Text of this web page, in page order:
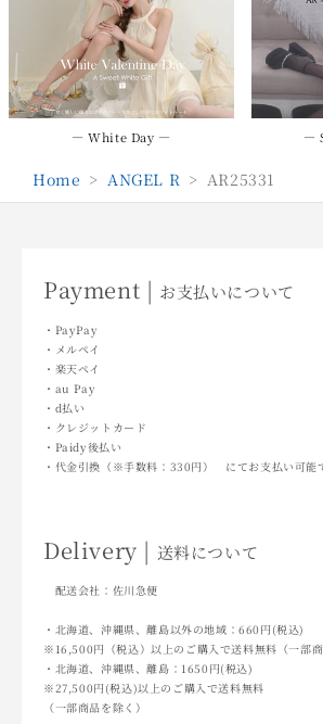
― White Day ― ―
Home > ANGEL R > AR25331
Payment | お支払いについて
・PayPay
・メルペイ
・楽天ペイ
・au Pay
・d払い
・クレジットカード
・Paidy後払い
・代金引換（※手数料：330円） にてお支払い可能
Delivery | 送料について
配送会社：佐川急便
・北海道、沖縄県、離島以外の地域：660円(税込)
※16,500円（税込）以上のご購入で送料無料（一部商
・北海道、沖縄県、離島：1650円(税込)
※27,500円(税込)以上のご購入で送料無料
（一部商品を除く）